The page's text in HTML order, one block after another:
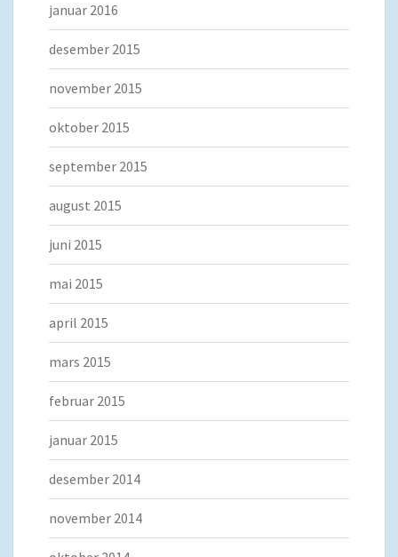
januar 2016
desember 2015
november 2015
oktober 2015
september 2015
august 2015
juni 2015
mai 2015
april 2015
mars 2015
februar 2015
januar 2015
desember 2014
november 2014